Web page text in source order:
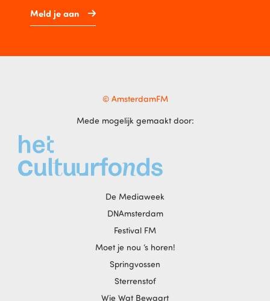
Meld je aan
© AmsterdamFM
Mede mogelijk gemaakt door:
De Mediaweek
DNAmsterdam
Festival FM
Moet je nou ‘s horen!
Springvossen
Sterrenstof
Wie Wat Bewaart